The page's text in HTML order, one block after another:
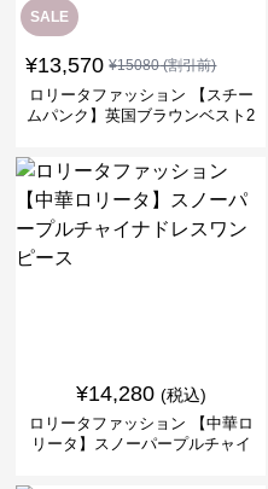
SALE
¥13,570 ¥15080(割引前)
ロリータファッション 【スチー
ムパンク】英国ブラウンベスト2
¥14,280 (税込)
ロリータファッション 【中華ロ
リータ】スノーパープルチャイ